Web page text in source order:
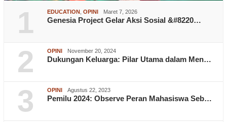
1 EDUCATION OPINI Maret 7, 2026
Genesia Project Gelar Aksi Sosial &#8220…
2 OPINI November 20, 2024
Dukungan Keluarga: Pilar Utama dalam Men…
3 OPINI Agustus 22, 2023
Pemilu 2024: Observe Peran Mahasiswa Seb…